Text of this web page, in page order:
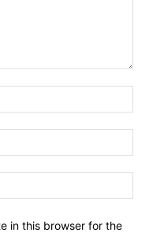
in this browser for the